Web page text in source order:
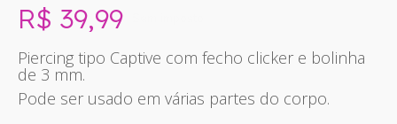
R$ 39,99
Piercing tipo Captive com fecho clicker e bolinha
de 3 mm.
Pode ser usado em várias partes do corpo.